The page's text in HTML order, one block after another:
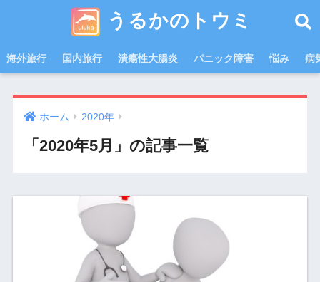
うるかのトウミ
海外旅行 国内旅行 潰瘍性大腸炎 パニック障害 悩み 病
ホーム 2020年
「2020年5月」の記事一覧